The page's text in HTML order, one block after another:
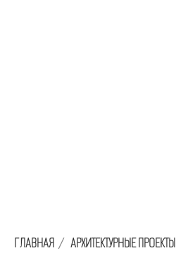
ГЛАВНАЯ / АРХИТЕКТУРНЫЕ ПРОЕКТЫ